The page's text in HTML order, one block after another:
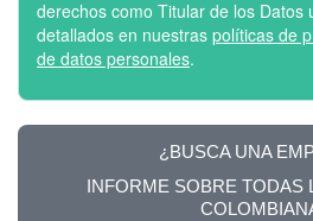
derechos como Titular de los Datos
detallados en nuestras políticas de
de datos personales.
¿BUSCA UNA
INFORME SOBRE TODAS